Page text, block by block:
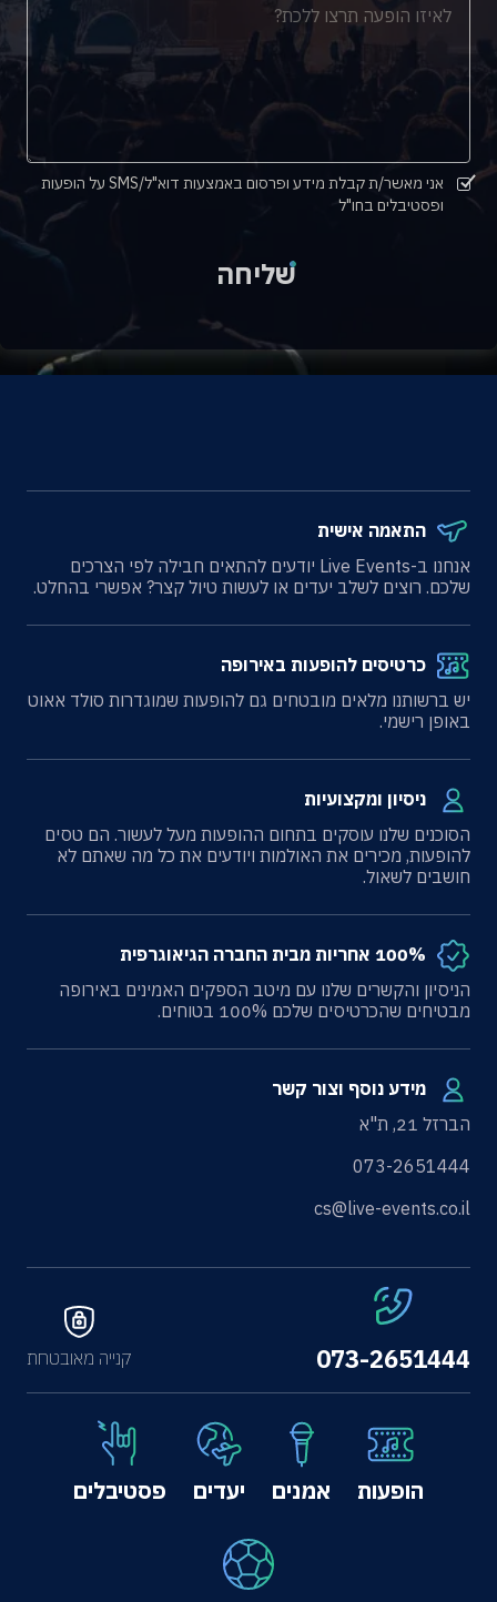
אני מאשר/ת קבלת מידע ופרסום באמצעות דוא"ל/SMS על הופעות
ופסטיבלים בחו"ל
שליחה
התאמה אישית
אנחנו ב-Live Events יודעים להתאים חבילה לפי הצרכים
שלכם. רוצים לשלב יעדים או לעשות טיול קצר? אפשרי בהחלט.
כרטיסים להופעות באירופה
יש ברשותנו מלאים מובטחים גם להופעות שמוגדרות סולד אאוט
באופן רישמי.
ניסיון ומקצועיות
הסוכנים שלנו עוסקים בתחום ההופעות מעל לעשור. הם טסים
להופעות, מכירים את האולמות ויודעים את כל מה שאתם לא
חושבים לשאול.
100% אחריות מבית החברה הגיאוגרפית
הניסיון והקשרים שלנו עם מיטב הספקים האמינים באירופה
מבטיחים שהכרטיסים שלכם 100% בטוחים.
מידע נוסף וצור קשר
הברזל 21, ת"א
073-2651444
cs@live-events.co.il
073-2651444
הופעות אמנים יעדים פסטיבלים
קנייה מאובטחת